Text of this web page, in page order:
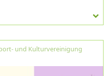
und Kulturvereinigung